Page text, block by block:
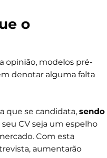
o
opinião, modelos pré-
denotar alguma falta
que se candidata, sendo
CV seja um espelho
Com esta
aumentarão